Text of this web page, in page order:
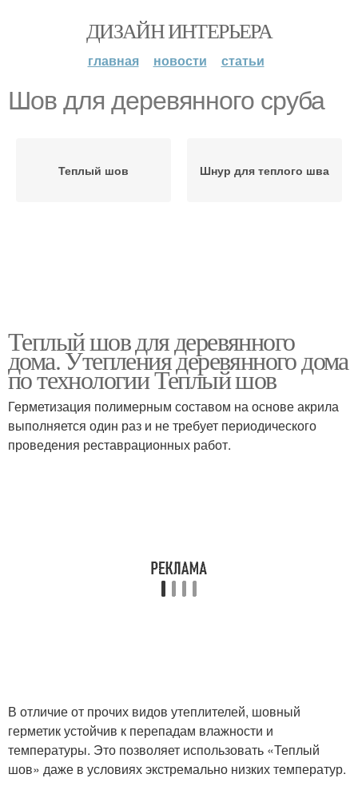
ДИЗАЙН ИНТЕРЬЕРА
главная новости статьи
Шов для деревянного сруба
Теплый шов Шнур для теплого шва
Теплый шов для деревянного
дома. Утепления деревянного дома
по технологии Теплый шов
Герметизация полимерным составом на основе акрила
выполняется один раз и не требует периодического
проведения реставрационных работ.
В отличие от прочих видов утеплителей, шовный
герметик устойчив к перепадам влажности и
температуры. Это позволяет использовать «Теплый
шов» даже в условиях экстремально низких температур.